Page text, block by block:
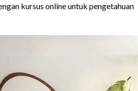
kursus online untuk pengetahuan